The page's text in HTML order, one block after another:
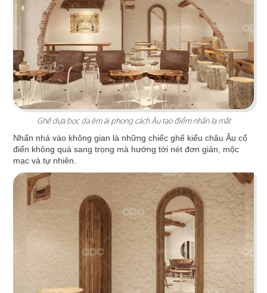
Cảm hứng từ hạt cafe khắc họa nên tinh thần
huyền thoại “Vua Cà Phê Việt”
Chi tiết
Ghế dựa bọc da êm ái phong cách Âu tạo điểm nhấn lạ mắt
Nhấn nhá vào không gian là những chiếc ghế kiểu châu Âu cổ
điển không quá sang trọng mà hướng tới nét đơn giản, mộc
mạc và tự nhiên.